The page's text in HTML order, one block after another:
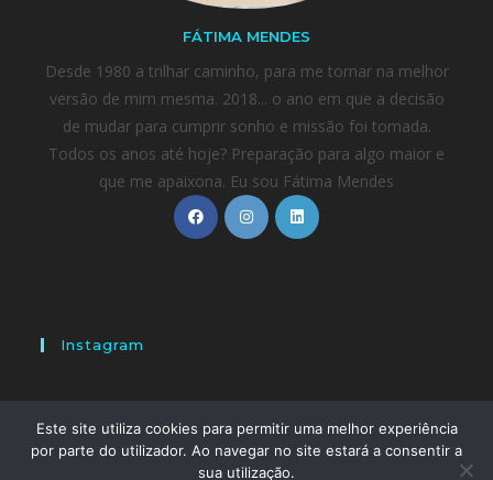
FÁTIMA MENDES
Desde 1980 a trilhar caminho, para me tornar na melhor
versão de mim mesma. 2018... o ano em que a decisão
de mudar para cumprir sonho e missão foi tomada.
Todos os anos até hoje? Preparação para algo maior e
que me apaixona. Eu sou Fátima Mendes
Instagram
Blog
A loja encontra-se em fase de testes - Nenhuma
Este site utiliza cookies para permitir uma melhor experiência
por parte do utilizador. Ao navegar no site estará a consentir a
sua utilização.